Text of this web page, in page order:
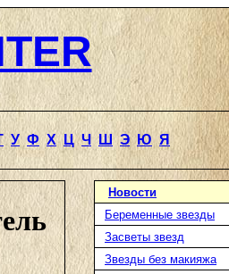
У Ф Х Ц Ч Ш Э Ю Я
Новости
Беременные звезды
Засветы звезд
Звезды без макияжа